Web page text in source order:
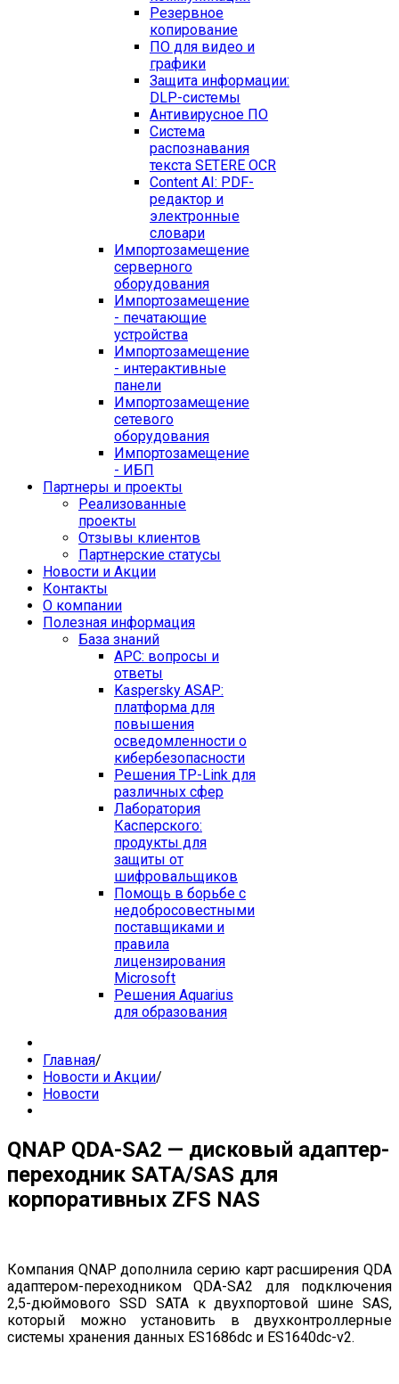
Резервное
копирование
ПО для видео и
графики
Защита информации:
DLP-системы
Антивирусное ПО
Система
распознавания
текста SETERE OCR
Content AI: PDF-
редактор и
электронные
словари
Импортозамещение
серверного
оборудования
Импортозамещение
- печатающие
устройства
Импортозамещение
- интерактивные
панели
Импортозамещение
сетевого
оборудования
Импортозамещение
- ИБП
Партнеры и проекты
Реализованные
проекты
Отзывы клиентов
Партнерские статусы
Новости и Акции
Контакты
O компании
Полезная информация
База знаний
APC: вопросы и
ответы
Kaspersky ASAP:
платформа для
повышения
осведомленности о
кибербезопасности
Решения TP-Link для
различных сфер
Лаборатория
Касперского:
продукты для
защиты от
шифровальщиков
Помощь в борьбе с
недобросовестными
поставщиками и
правила
лицензирования
Microsoft
Решения Aquarius
для образования
Главная/
Новости и Акции/
Новости
QNAP QDA-SA2 — дисковый адаптер-
переходник SATA/SAS для
корпоративных ZFS NAS
Компания QNAP дополнила серию карт расширения QDA
адаптером-переходником QDA-SA2 для подключения
2,5-дюймового SSD SATA к двухпортовой шине SAS,
который можно установить в двухконтроллерные
системы хранения данных ES1686dc и ES1640dc-v2.